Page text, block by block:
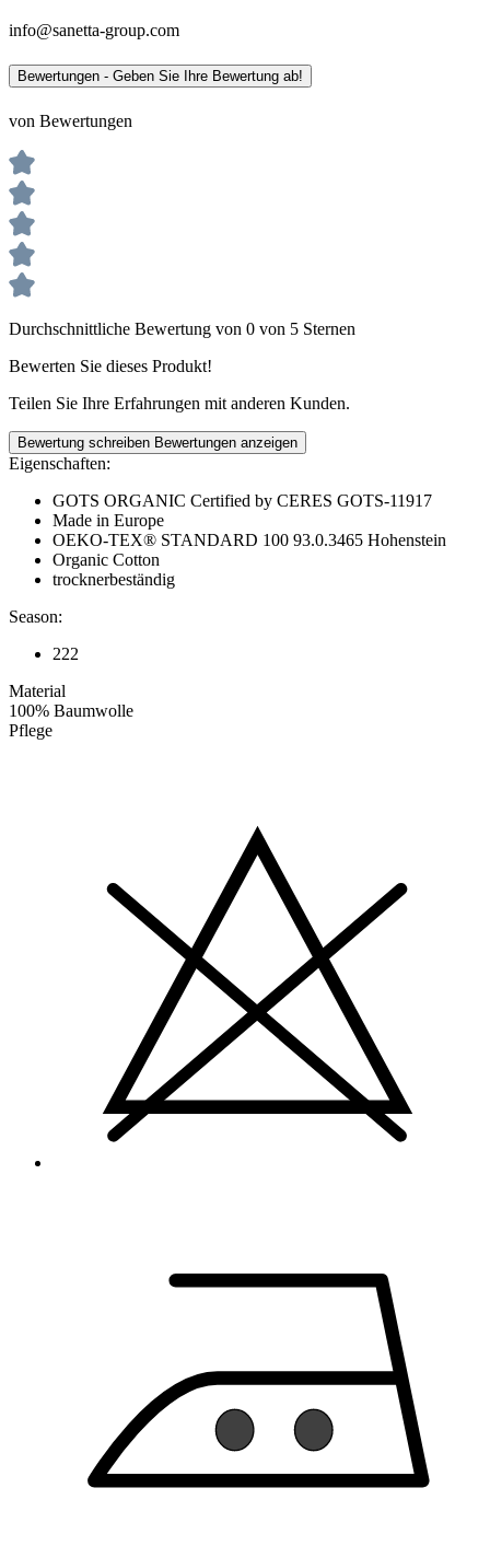
info@sanetta-group.com
Bewertungen - Geben Sie Ihre Bewertung ab!
von Bewertungen
Durchschnittliche Bewertung von 0 von 5 Sternen
Bewerten Sie dieses Produkt!
Teilen Sie Ihre Erfahrungen mit anderen Kunden.
Bewertung schreiben Bewertungen anzeigen
Eigenschaften:
GOTS ORGANIC Certified by CERES GOTS-11917
Made in Europe
OEKO-TEX® STANDARD 100 93.0.3465 Hohenstein
Organic Cotton
trocknerbeständig
Season:
222
Material
100% Baumwolle
Pflege